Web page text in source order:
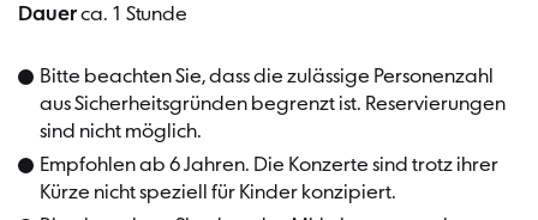
Dauerca. 1 Stunde
Bitte beachten Sie, dass die zulässige Personenzahl
aus Sicherheitsgründen begrenzt ist. Reservierungen
sind nicht möglich.
Empfohlen ab 6 Jahren. Die Konzerte sind trotz ihrer
Kürze nicht speziell für Kinder konzipiert.